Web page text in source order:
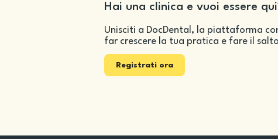
Hai una clinica e vuoi essere
Unisciti a DocDental, la piattaforma
far crescere la tua pratica e fare il
Registrati ora